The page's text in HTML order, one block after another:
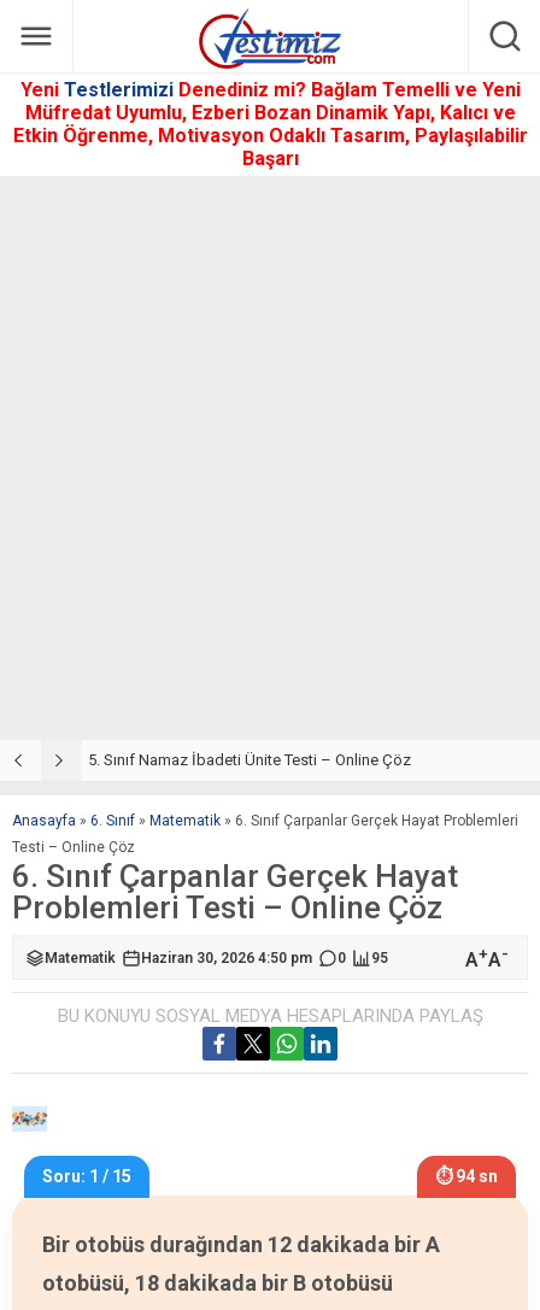
Yeni Testlerimizi Denediniz mi? Bağlam Temelli ve Yeni
Müfredat Uyumlu, Ezberi Bozan Dinamik Yapı, Kalıcı ve
Etkin Öğrenme, Motivasyon Odaklı Tasarım, Paylaşılabilir
Başarı
5. Sınıf Namaz İbadeti Ünite Testi – Online Çöz
Anasayfa » 6. Sınıf » Matematik » 6. Sınıf Çarpanlar Gerçek Hayat Problemleri
Testi – Online Çöz
6. Sınıf Çarpanlar Gerçek Hayat
Problemleri Testi – Online Çöz
Matematik Haziran 30, 2026 4:50 pm 0 95 A+A-
BU KONUYU SOSYAL MEDYA HESAPLARINDA PAYLAŞ
Soru: 1 / 15 ⏱ 94 sn
Bir otobüs durağından 12 dakikada bir A
otobüsü, 18 dakikada bir B otobüsü